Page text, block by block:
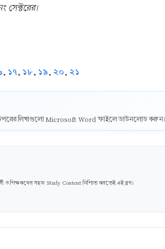
সেক্টরের।
, ১৭, ১৮, ১৯, ২০, ২১
উপরের লিখাগুলো Microsoft Word ফাইলে ডাউনলোড করুন।
ও শিক্ষকদের সহজ Study Content নিশ্চিত করতেই এই ব্লগ।